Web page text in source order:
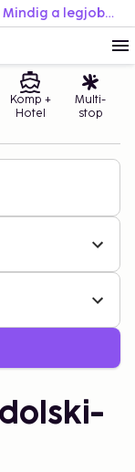
Foglalj könnyedén. Utazz rugalmasan. Mindig a legjobb áron.
Komp +
Hotel
Multi-
stop